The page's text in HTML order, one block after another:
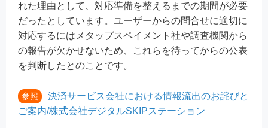
れた理由として、対応準備を整えるまでの期間が必要
だったとしています。ユーザーからの問合せに適切に
対応するにはメタップスペイメント社や調査機関から
の報告が欠かせないため、これらを待ってからの公表
を判断したとのことです。
参照
決済サービス会社における情報流出のお詫びと
ご案内/株式会社デジタルSKIPステーション